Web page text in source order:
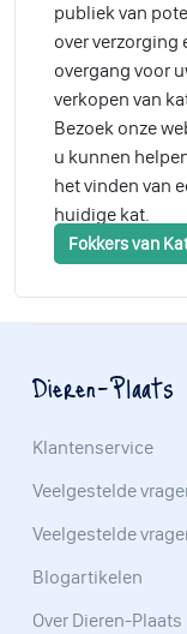
publiek van
over verzorging
overgang voor
verkopen van
Bezoek onze
u kunnen
het vinden van
huidige kat.
Fokkers van
Dieren-Plaats
Klantenservice
Veelgestelde
Veelgestelde
Blogartikelen
Over Dieren-Plaats